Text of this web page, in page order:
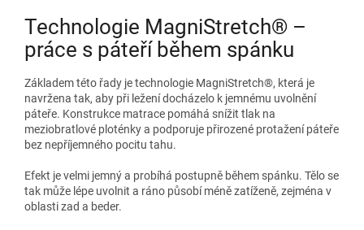
Technologie MagniStretch® –
práce s páteří během spánku
Základem této řady je technologie MagniStretch®, která je
navržena tak, aby při ležení docházelo k jemnému uvolnění
páteře. Konstrukce matrace pomáhá snížit tlak na
meziobratlové ploténky a podporuje přirozené protažení páteře
bez nepříjemného pocitu tahu.
Efekt je velmi jemný a probíhá postupně během spánku. Tělo se
tak může lépe uvolnit a ráno působí méně zatíženě, zejména v
oblasti zad a beder.